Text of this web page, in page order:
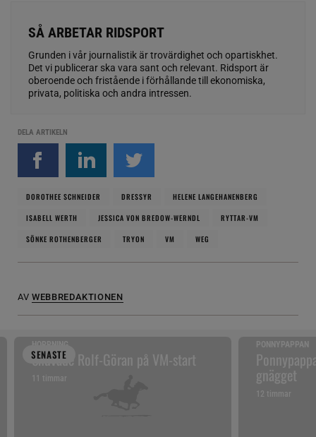
SÅ ARBETAR RIDSPORT
Grunden i vår journalistik är trovärdighet och opartiskhet.
Det vi publicerar ska vara sant och relevant. Ridsport är
oberoende och fristående i förhållande till ekonomiska,
privata, politiska och andra intressen.
DELA ARTIKELN
DOROTHEE SCHNEIDER DRESSYR
HELENE LANGEHANENBERG
ISABELL WERTH
JESSICA VON BREDOW-WERNDL
RYTTAR-VM
SÖNKE ROTHENBERGER
TRYON VM WEG
AV WEBBREDAKTIONEN
SENASTE
HOPPNING
Snuvade Rolf-Göran på VM-start
11 timmar
PONNYPAPPAN
gnägget
12 timmar